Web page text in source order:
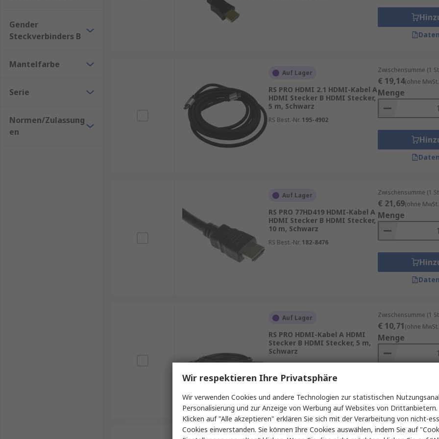
können Sie Inhalte in höherer Qualität und flüssigeren Bewegungen
der Farbtiefe. HDMI 2.0 unterstützt eine Farbtiefe von 8 Bit pro Kanal, während HDMI 2.1 eine Farbtiefe von 10,
ermöglicht. Dies ermöglicht eine größere Farbvielfalt und ein verbessertes visuelles Erlebnis.
Gender
Steckverbinders B
Mantelfarbe
Serie
Normen/Zulassung
en
Auf Lager
RS PRO HDMI 2.1 HDMI-Kabel A
HDMI Stecker B HDMI Stecker,
5 m, Schwarz
RS Best.-Nr. 195-4902
Zwischensumme (1
€ 19,14(ohne
Menge
Auf Lager
RS PRO 77HD419 HDMI-Kabel A
HDMI Stecker B HDMI Stecker,
10 m, Schwarz
RS Best.-Nr. 182-8476
Zwischensumme (1
€ 21,69(ohne
Menge
Auf Lager
RS PRO HDMI-Kabel A HDMI
Stecker B HDMI Stecker, 5 m,
Schwarz
RS Best.-Nr.264-6578
Zwischensumme (1
€ 10,71(ohne
Menge
Zwischensumme (1
Wir respektieren Ihre Privatsphäre
Wir verwenden Cookies und andere Technologien zur statistischen
Personalisierung und zur Anzeige von Werbung auf Websites von
Klicken auf "Alle akzeptieren" erklären Sie sich mit der Verarbeitung von nicht-
Cookies einverstanden. Sie können Ihre Cookies auswählen, indem Sie auf